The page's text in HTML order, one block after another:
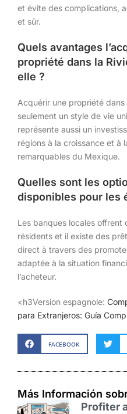
et évite des complications,
et sûr.
Quels avantages
propriété dans la
elle ?
Acquérir une propriété
seulement un style de vie
représente aussi un
régions à la croissance et à
remarquables du Mexique.
Quelles sont les
disponibles pour les
Les banques locales
résidents et il existe des
direct à travers des
adaptée à la situation
l’acheteur.
<h3Version espagnole:
para Extranjeros: Guía
FACEBOOK
Más Información
Profiter